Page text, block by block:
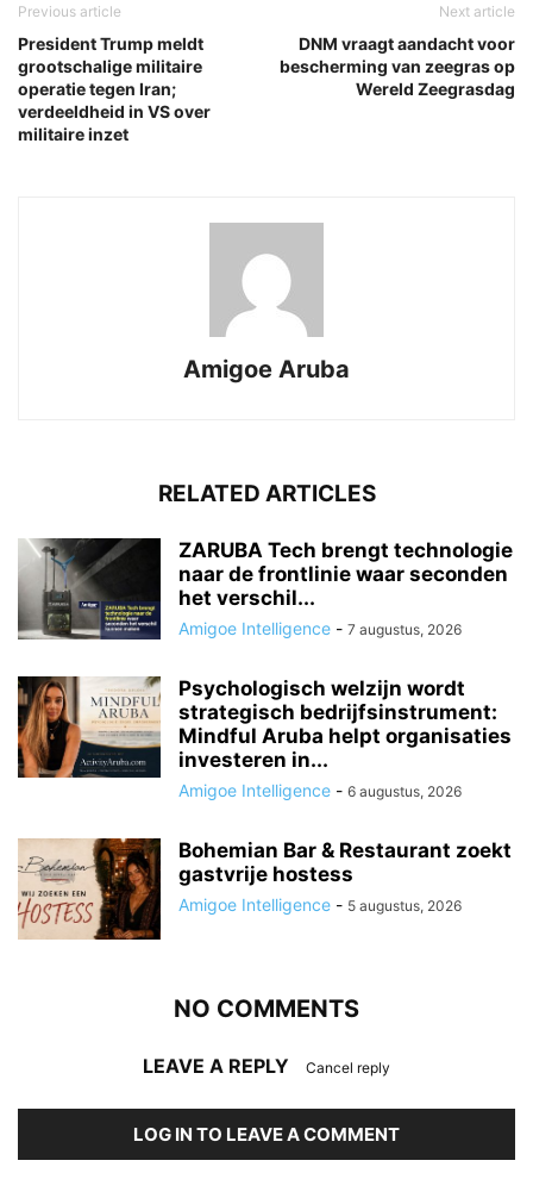
Previous article
President Trump meldt
grootschalige militaire
operatie tegen Iran;
verdeeldheid in VS over
militaire inzet
Next article
DNM vraagt aandacht voor
bescherming van zeegras op
Wereld Zeegrasdag
Amigoe Aruba
RELATED ARTICLES
ZARUBA Tech brengt technologie
naar de frontlinie waar seconden
het verschil...
Amigoe Intelligence - 7 augustus, 2026
Psychologisch welzijn wordt
strategisch bedrijfsinstrument:
Mindful Aruba helpt organisaties
investeren in...
Amigoe Intelligence - 6 augustus, 2026
Bohemian Bar & Restaurant zoekt
gastvrije hostess
Amigoe Intelligence - 5 augustus, 2026
NO COMMENTS
LEAVE A REPLY Cancel reply
LOG IN TO LEAVE A COMMENT